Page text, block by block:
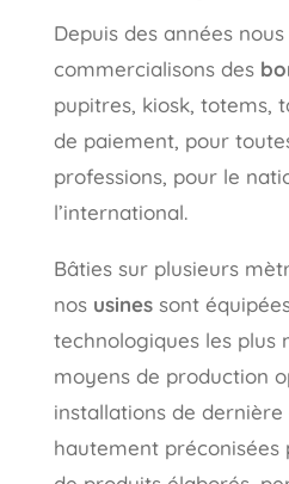
Depuis des années
commercialisons des
pupitres, kiosk, totems,
de paiement, pour
professions, pour le
l’international.
Bâties sur plusieurs
nos usines sont
technologiques les plus
moyens de production
installations de
hautement